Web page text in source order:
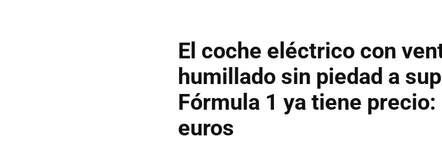
El coche eléctrico con
humillado sin piedad a
Fórmula 1 ya tiene
euros